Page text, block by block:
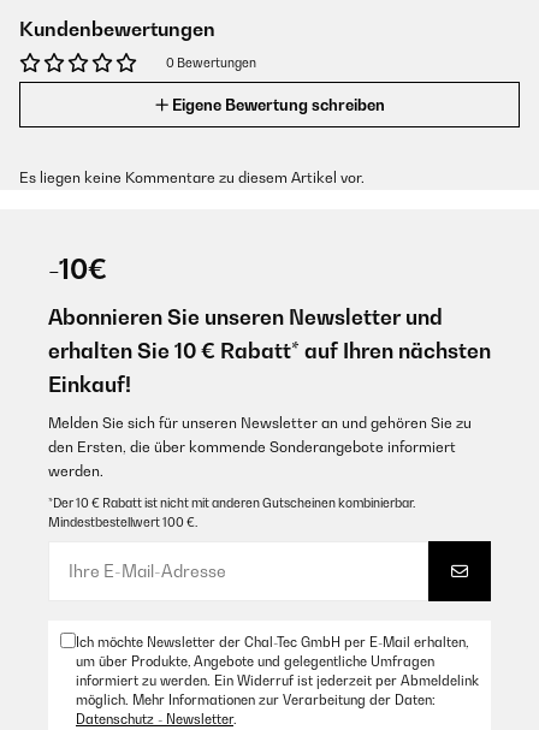
Kundenbewertungen
0 Bewertungen
Eigene Bewertung schreiben
Es liegen keine Kommentare zu diesem Artikel vor.
-10€
Abonnieren Sie unseren Newsletter und
erhalten Sie 10 € Rabatt* auf Ihren nächsten
Einkauf!
Melden Sie sich für unseren Newsletter an und gehören Sie zu
den Ersten, die über kommende Sonderangebote informiert
werden.
*Der 10 € Rabatt ist nicht mit anderen Gutscheinen kombinierbar.
Mindestbestellwert 100 €.
Ich möchte Newsletter der Chal-Tec GmbH per E-Mail erhalten,
um über Produkte, Angebote und gelegentliche Umfragen
informiert zu werden. Ein Widerruf ist jederzeit per Abmeldelink
möglich. Mehr Informationen zur Verarbeitung der Daten:
Datenschutz - Newsletter.